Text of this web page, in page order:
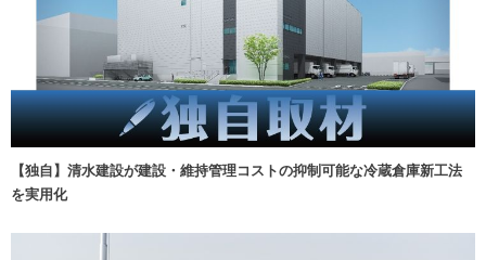
【独自】清水建設が建設・維持管理コストの抑制可能な冷蔵倉庫新工法
を実用化